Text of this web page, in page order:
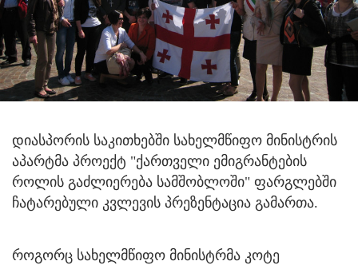
დიასპორის საკითხებში სახელმწიფო მინისტრის
აპარტმა პროექტ "ქართველი ემიგრანტების
როლის გაძლიერება სამშობლოში" ფარგლებში
ჩატარებული კვლევის პრეზენტაცია გამართა.
როგორც სახელმწიფო მინისტრმა კოტე